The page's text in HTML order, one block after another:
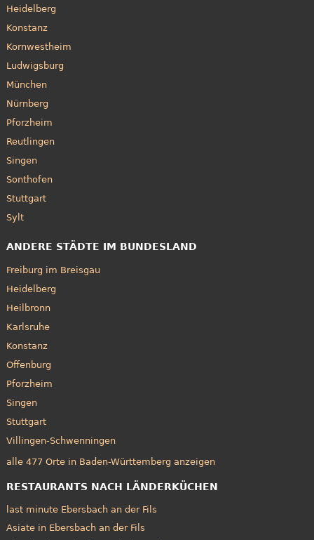
Heidelberg
Konstanz
Kornwestheim
Ludwigsburg
München
Nürnberg
Pforzheim
Reutlingen
Singen
Sonthofen
Stuttgart
Sylt
ANDERE STÄDTE IM BUNDESLAND
Freiburg im Breisgau
Heidelberg
Heilbronn
Karlsruhe
Konstanz
Offenburg
Pforzheim
Singen
Stuttgart
Villingen-Schwenningen
alle 477 Orte in Baden-Württemberg anzeigen
RESTAURANTS NACH LÄNDERKÜCHEN
last minute Ebersbach an der Fils
Asiate in Ebersbach an der Fils